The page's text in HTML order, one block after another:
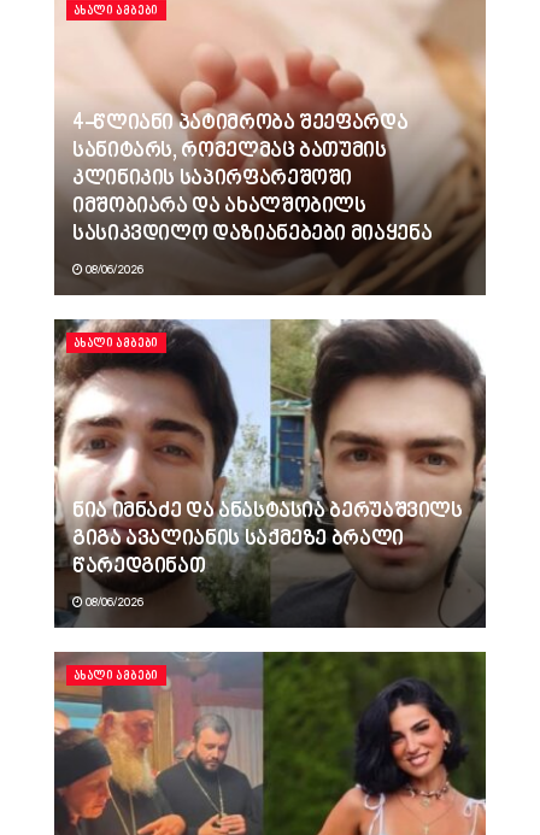
ᲐᲮᲐᲚᲘ ᲐᲛᲑᲔᲑᲘ
4-წლიანი პატიმრობა შეეფარდა
სანიტარს, რომელმაც ბათუმის
კლინიკის საპირფარეშოში
იმშობიარა და ახალშობილს
სასიკვდილო დაზიანებები მიაყენა
08/06/2026
ᲐᲮᲐᲚᲘ ᲐᲛᲑᲔᲑᲘ
ნია იმნაძე და ანასტასია ბერუაშვილს
გიგა ავალიანის საქმეზე ბრალი
წარედგინათ
08/06/2026
ᲐᲮᲐᲚᲘ ᲐᲛᲑᲔᲑᲘ